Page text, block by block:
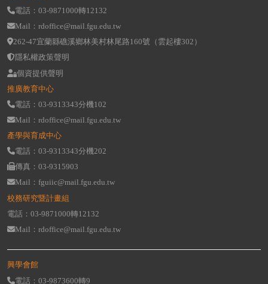
電話：03-9871000轉12132
Mail：rdoffice@mail.fgu.edu.tw
262-47宜蘭縣礁溪鄉林美村林尾路160號（雲起樓302）
隱私權政策聲明
個資提供聲明
推廣教育中心
電話：03-9313343分機102
Mail：rdoffice@mail.fgu.edu.tw
產學與育成中心
電話：03-9313343分機202
傳真：03-9315903
Mail：fguiic@mail.fgu.edu.tw
校務研究暨計畫組
電話：03-9871000轉12132
Mail：rdoffice@mail.fgu.edu.tw
興學會館
電話：03-9873600轉9